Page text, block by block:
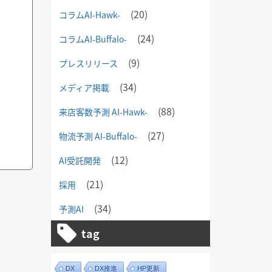
コラムAI-Hawk- (20)
コラムAI-Buffalo- (24)
プレスリリース (9)
メディア掲載 (34)
来店客数予測 AI-Hawk- (88)
物流予測 AI-Buffalo- (27)
AI受託開発 (12)
採用 (21)
予測AI (34)
tag
DX DX推進 HP更新